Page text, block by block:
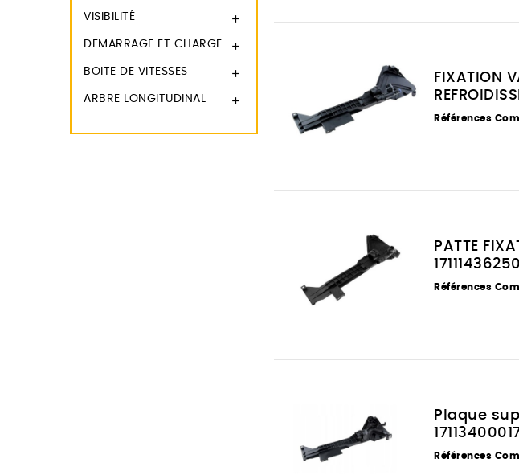
VISIBILITÉ 
DEMARRAGE ET CHARGE 
BOITE DE VITESSES 
ARBRE LONGITUDINAL 
FIXATION
Références
PATTE
17111436250
Références
Plaque
Références